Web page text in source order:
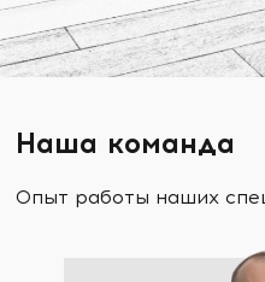
Наша команда
Опыт работы наших